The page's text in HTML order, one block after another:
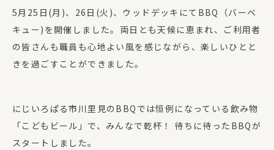
5月25日(月)、26日(火)、ウッドデッキにてBBQ（バーベ
キュー)を開催しました。両日とも天候に恵まれ、ご利用者
の皆さんも職員も心地よい風を感じながら、楽しいひとと
きを過ごすことができました。
にじいろぱる市川里見のBBQでは恒例になっている飲み物
「こどもビール」で、みんなで乾杯！ 待ちに待ったBBQが
スタートしました。